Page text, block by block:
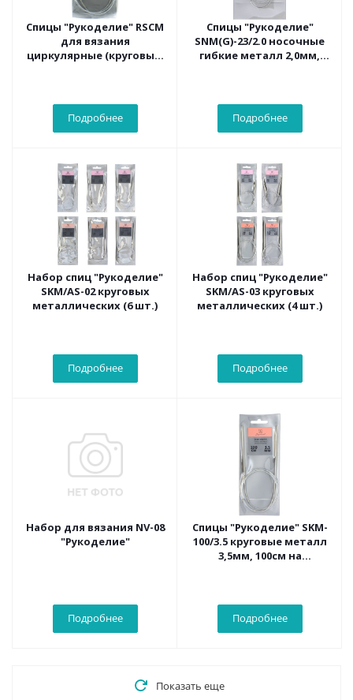
Спицы "Рукоделие" RSCM
для вязания
циркулярные (круговые)
Подробнее
Спицы "Рукоделие"
SNM(G)-23/2.0 носочные
гибкие металл 2,0мм,
Подробнее
Набор спиц "Рукоделие"
SKM/AS-02 круговых
металлических (6 шт.)
Подробнее
Набор спиц "Рукоделие"
SKM/AS-03 круговых
металлических (4 шт.)
Подробнее
Набор для вязания NV-08
"Рукоделие"
Подробнее
Спицы "Рукоделие" SKM-
100/3.5 круговые металл
3,5мм, 100см на
Подробнее
Показать еще